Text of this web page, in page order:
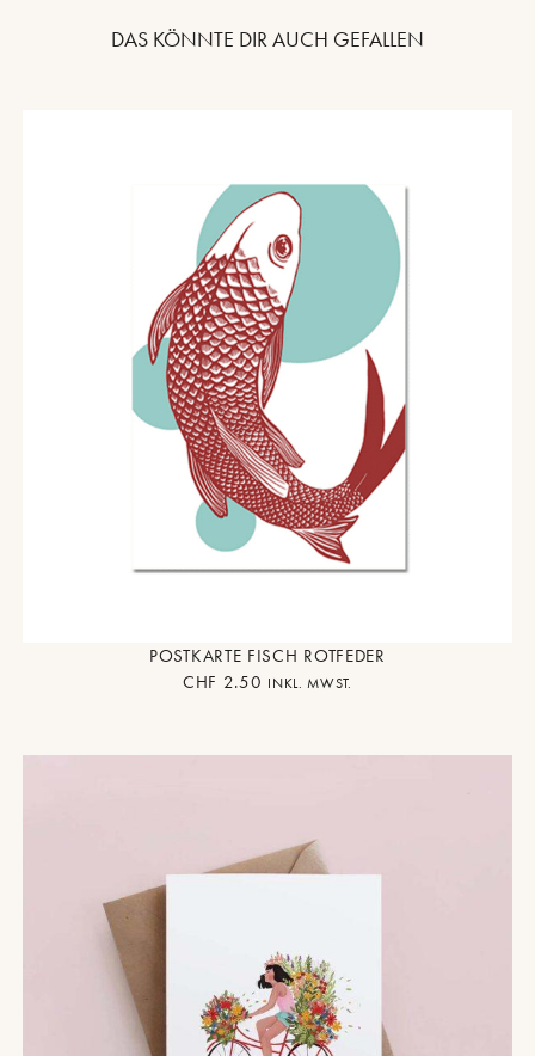
DAS KÖNNTE DIR AUCH GEFALLEN
POSTKARTE FISCH ROTFEDER
CHF 2.50 INKL. MWST.